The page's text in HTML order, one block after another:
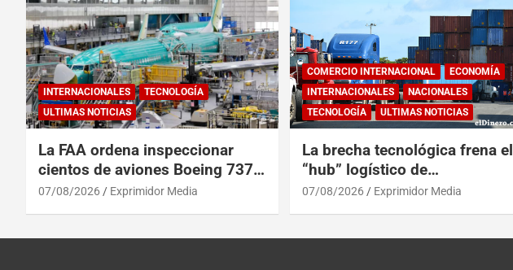
INTERNACIONALES
TECNOLOGÍA
ULTIMAS NOTICIAS
La FAA ordena inspeccionar
cientos de aviones Boeing 737
Max por posibles grietas
07/08/2026 Exprimidor Media
COMERCIO INTERNACIONAL
ECONOMÍA
INTERNACIONALES
NACIONALES
TECNOLOGÍA
ULTIMAS NOTICIAS
La brecha tecnológica frena el
“hub” logístico de
Centroamérica y RD
07/08/2026 Exprimidor Media